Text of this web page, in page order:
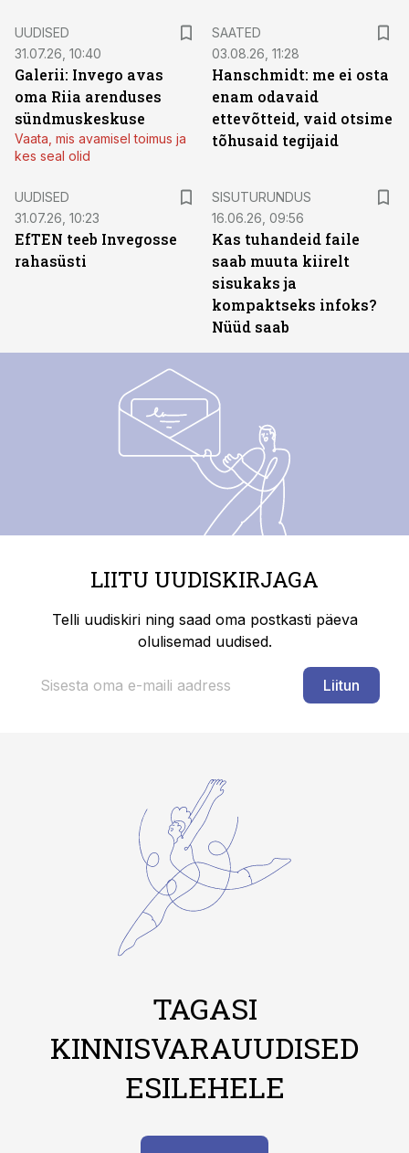
UUDISED
31.07.26, 10:40
Galerii: Invego avas
oma Riia arenduses
sündmuskeskuse
Vaata, mis avamisel toimus ja
kes seal olid
SAATED
03.08.26, 11:28
Hanschmidt: me ei osta
enam odavaid
ettevõtteid, vaid otsime
tõhusaid tegijaid
UUDISED
31.07.26, 10:23
EfTEN teeb Invegosse
rahasüsti
SISUTURUNDUS
16.06.26, 09:56
Kas tuhandeid faile
saab muuta kiirelt
sisukaks ja
kompaktseks infoks?
Nüüd saab
LIITU UUDISKIRJAGA
Telli uudiskiri ning saad oma postkasti päeva
olulisemad uudised.
Liitun
TAGASI
KINNISVARAUUDISED
ESILEHELE